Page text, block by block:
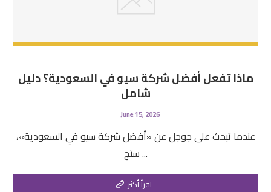
ماذا تفعل أفضل شركة سيو في السعودية؟ دليل
شامل
June 15, 2026
عندما تبحث على جوجل عن «أفضل شركة سيو في السعودية»،
ستج ...
اقرأ أكثر